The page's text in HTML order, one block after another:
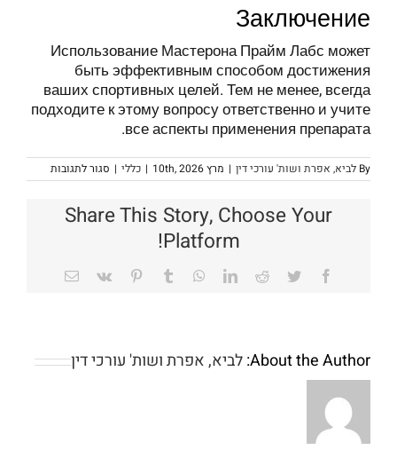
Заключение
Использование Мастерона Прайм Лабс может
быть эффективным способом достижения
ваших спортивных целей. Тем не менее, всегда
подходите к этому вопросу ответственно и учите
все аспекты применения препарата.
By לביא, אפרת ושות' עורכי דין | מרץ 10th, 2026 | כללי | סגור לתגובותעל
Как
Share This Story, Choose Your
Platform!
Facebook
Twitter
Reddit
LinkedIn
WhatsApp
Tumblr
Pinterest
Vk
Email
About the Author: לביא, אפרת ושות' עורכי דין